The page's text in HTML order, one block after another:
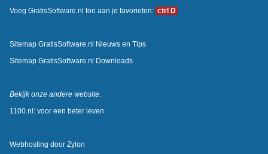
Voeg GratisSoftware.nl toe aan je favorieten: ctrl D
Sitemap GratisSoftware.nl Nieuws en Tips
Sitemap GratisSoftware.nl Downloads
Bekijk onze andere website:
1100.nl: voor een beter leven
Webhosting door Zylon